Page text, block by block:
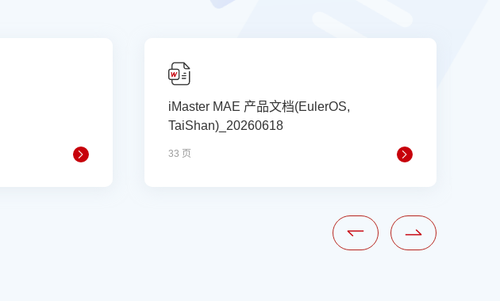
iMaster MAE 产品文档(EulerOS,
TaiShan)_20260618
33 页